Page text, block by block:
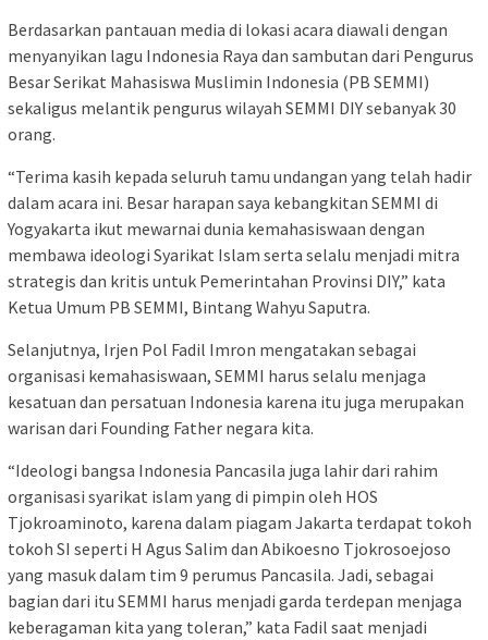
Berdasarkan pantauan media di lokasi acara diawali dengan
menyanyikan lagu Indonesia Raya dan sambutan dari Pengurus
Besar Serikat Mahasiswa Muslimin Indonesia (PB SEMMI)
sekaligus melantik pengurus wilayah SEMMI DIY sebanyak 30
orang.
“Terima kasih kepada seluruh tamu undangan yang telah hadir
dalam acara ini. Besar harapan saya kebangkitan SEMMI di
Yogyakarta ikut mewarnai dunia kemahasiswaan dengan
membawa ideologi Syarikat Islam serta selalu menjadi mitra
strategis dan kritis untuk Pemerintahan Provinsi DIY,” kata
Ketua Umum PB SEMMI, Bintang Wahyu Saputra.
Selanjutnya, Irjen Pol Fadil Imron mengatakan sebagai
organisasi kemahasiswaan, SEMMI harus selalu menjaga
kesatuan dan persatuan Indonesia karena itu juga merupakan
warisan dari Founding Father negara kita.
“Ideologi bangsa Indonesia Pancasila juga lahir dari rahim
organisasi syarikat islam yang di pimpin oleh HOS
Tjokroaminoto, karena dalam piagam Jakarta terdapat tokoh
tokoh SI seperti H Agus Salim dan Abikoesno Tjokrosoejoso
yang masuk dalam tim 9 perumus Pancasila. Jadi, sebagai
bagian dari itu SEMMI harus menjadi garda terdepan menjaga
keberagaman kita yang toleran,” kata Fadil saat menjadi